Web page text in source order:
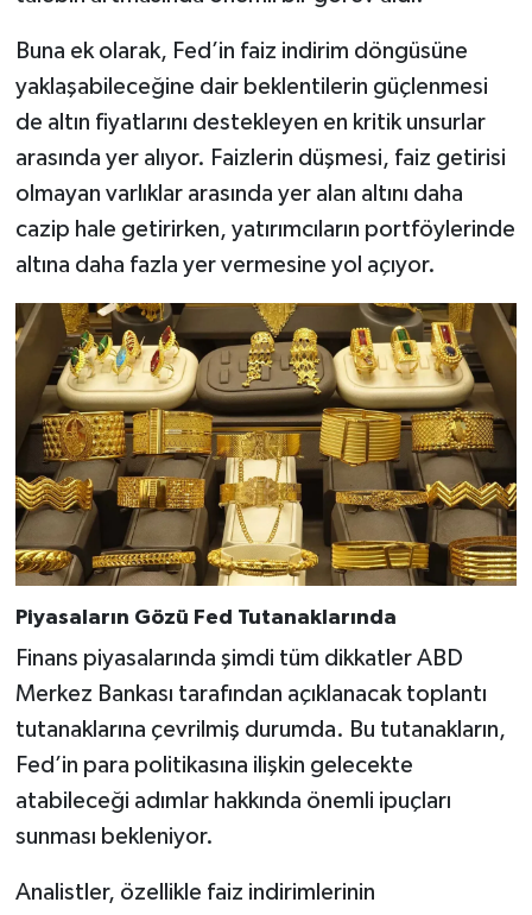
Buna ek olarak, Fed’in faiz indirim döngüsüne
yaklaşabileceğine dair beklentilerin güçlenmesi
de altın fiyatlarını destekleyen en kritik unsurlar
arasında yer alıyor. Faizlerin düşmesi, faiz getirisi
olmayan varlıklar arasında yer alan altını daha
cazip hale getirirken, yatırımcıların portföylerinde
altına daha fazla yer vermesine yol açıyor.
Piyasaların Gözü Fed Tutanaklarında
Finans piyasalarında şimdi tüm dikkatler ABD
Merkez Bankası tarafından açıklanacak toplantı
tutanaklarına çevrilmiş durumda. Bu tutanakların,
Fed’in para politikasına ilişkin gelecekte
atabileceği adımlar hakkında önemli ipuçları
sunması bekleniyor.
Analistler, özellikle faiz indirimlerinin